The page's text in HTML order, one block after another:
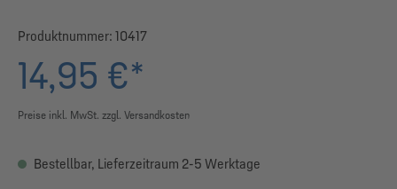
Produktnummer: 10417
14,95 €*
Preise inkl. MwSt. zzgl. Versandkosten
Bestellbar, Lieferzeitraum 2-5 Werktage